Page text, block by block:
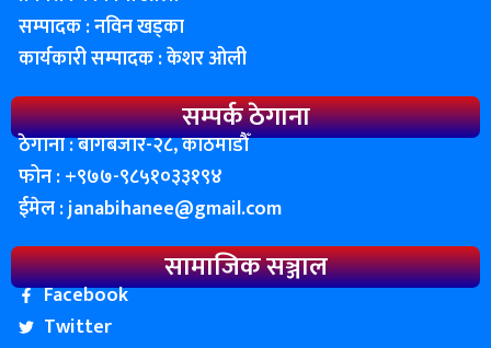
सम्पादक : नविन खड्का
कार्यकारी सम्पादक : केशर ओली
सम्पर्क ठेगाना
ठेगाना : बागबजार-२८, काठमाडाैँ
फोन : ‌+९७७-९८५१०३३१९४
ईमेल :janabihanee@gmail.com
सामाजिक सञ्जाल
Facebook
Twitter